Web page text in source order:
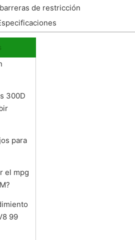
de restricción
300D
para
el mpg
99